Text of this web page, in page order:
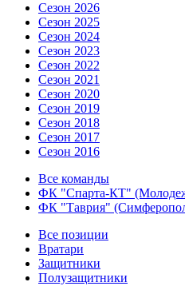
Сезон 2026
Сезон 2025
Сезон 2024
Сезон 2023
Сезон 2022
Сезон 2021
Сезон 2020
Сезон 2019
Сезон 2018
Сезон 2017
Сезон 2016
Все команды
ФК "Спарта-КТ"
ФК "Таврия"
Все позиции
Вратари
Защитники
Полузащитники